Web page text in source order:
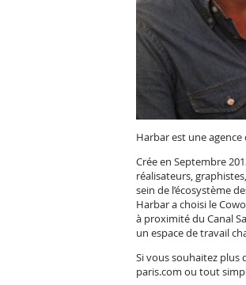
Harbar est une
Crée en Septembre
réalisateurs,
sein de l’écosystème
Harbar a choisi le
à proximité du Canal
un espace de travail
Si vous souhaitez plus
paris.com ou tout